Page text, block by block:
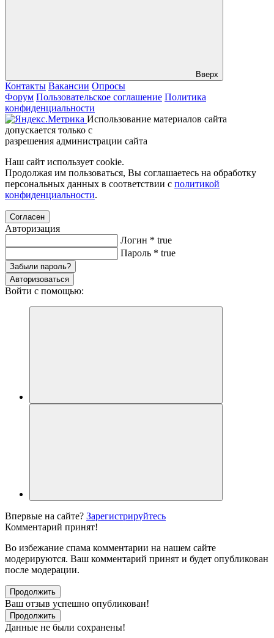
Вверх
Контакты Вакансии Опросы
Форум Пользовательское соглашение Политика
конфиденциальности
Использование материалов сайта
допускается только с
разрешения администрации сайта
Наш сайт использует cookie.
Продолжая им пользоваться, Вы соглашаетесь на обработку
персональных данных в соответствии с политикой
конфиденциальности.
Согласен
Авторизация
Логин * true
Пароль * true
Забыли пароль?
Авторизоваться
Войти с помощью:
Впервые на сайте? Зарегистрируйтесь
Комментарий принят!
Во избежание спама комментарии на нашем сайте
модерируются. Ваш комментарий принят и будет опубликован
после модерации.
Продолжить
Ваш отзыв успешно опубликован!
Продолжить
Данные не были сохранены!